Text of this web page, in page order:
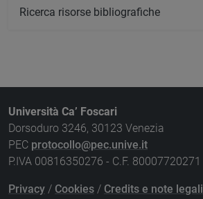
Ricerca risorse bibliografiche
Università Ca’ Foscari
Dorsoduro 3246, 30123 Venezia
PEC protocollo@pec.unive.it
P.IVA 00816350276 - C.F. 80007720271
Privacy / Cookies / Credits e note legali